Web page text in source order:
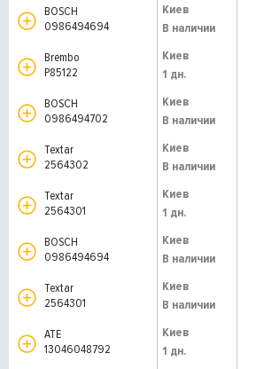
BOSCH
0986494694
Киев
В наличии
Brembo
P85122
Киев
1 дн.
BOSCH
0986494702
Киев
В наличии
Textar
2564302
Киев
В наличии
Textar
2564301
Киев
1 дн.
BOSCH
0986494694
Киев
В наличии
Textar
2564301
Киев
В наличии
ATE
13046048792
Киев
1 дн.